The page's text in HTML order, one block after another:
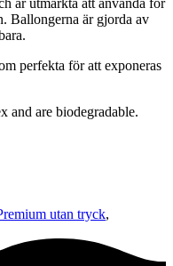
är utmärkta att använda för
Ballongerna är gjorda av
perfekta för att exponeras
and are biodegradable.
utan tryck,